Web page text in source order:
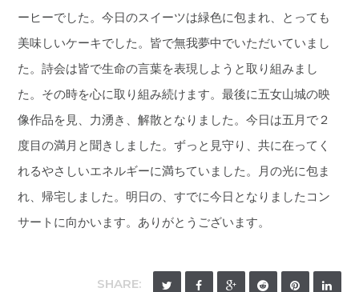
ーヒーでした。今日のスイーツは緑色に包まれ、とっても
美味しいケーキでした。皆で無我夢中でいただいていまし
た。詩会は皆で生命の言葉を表現しようと取り組みまし
た。その時を心に取り組み続けます。最後に五女山城の映
像作品を見、力湧き、解散となりました。今日は五月で２
度目の満月と聞きしました。ずっと見守り、共に在ってく
れるやさしいエネルギーに満ちていました。月の光に包ま
れ、帰宅しました。明日の、すでに今日となりましたコン
サートに向かいます。ありがとうございます。
SHARE: